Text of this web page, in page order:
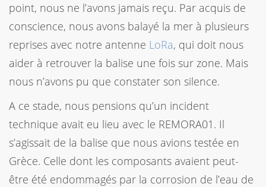
point, nous ne l’avons jamais reçu. Par acquis de
conscience, nous avons balayé la mer à plusieurs
reprises avec notre antenne LoRa, qui doit nous
aider à retrouver la balise une fois sur zone. Mais
nous n’avons pu que constater son silence.
A ce stade, nous pensions qu’un incident
technique avait eu lieu avec le REMORA01. Il
s’agissait de la balise que nous avions testée en
Grèce. Celle dont les composants avaient peut-
être été endommagés par la corrosion de l’eau de